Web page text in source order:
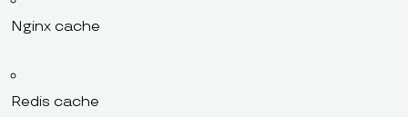
Nginx cache
Redis cache